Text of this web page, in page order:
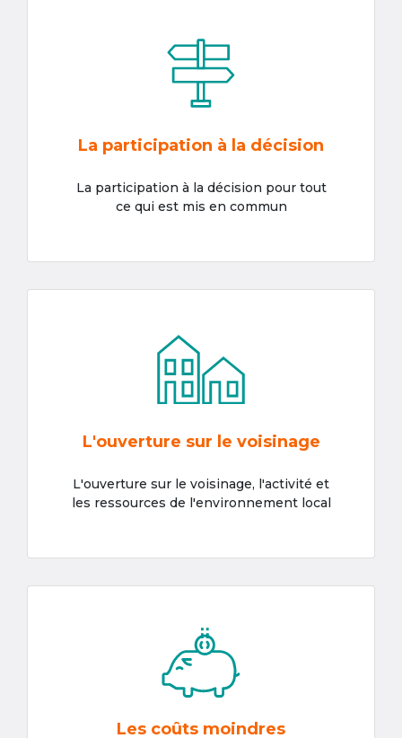
La participation à la décision
La participation à la décision pour tout
ce qui est mis en commun
L'ouverture sur le voisinage
L'ouverture sur le voisinage, l'activité et
les ressources de l'environnement local
Les coûts moindres